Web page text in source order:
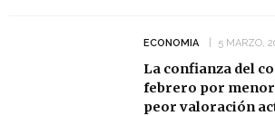
ECONOMIA 5 MARZO,
La confianza del
febrero por
peor valoración